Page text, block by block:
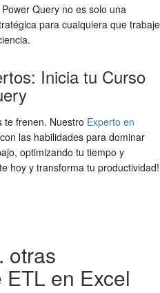
Query no es solo una
para cualquiera que trabaje
Inicia tu Curso
te frenen. Nuestro Experto en
las habilidades para dominar
optimizando tu tiempo y
hoy y transforma tu productividad!
otras
en Excel